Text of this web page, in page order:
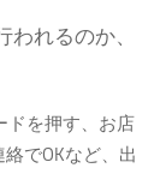
れるのか、
ドを押す、お店
でOKなど、出